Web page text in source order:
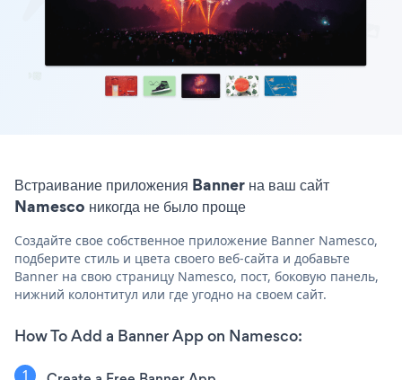
Встраивание приложения Banner на ваш сайт
Namesco никогда не было проще
Создайте свое собственное приложение Banner Namesco,
подберите стиль и цвета своего веб-сайта и добавьте
Banner на свою страницу Namesco, пост, боковую панель,
нижний колонтитул или где угодно на своем сайт.
How To Add a Banner App on Namesco: